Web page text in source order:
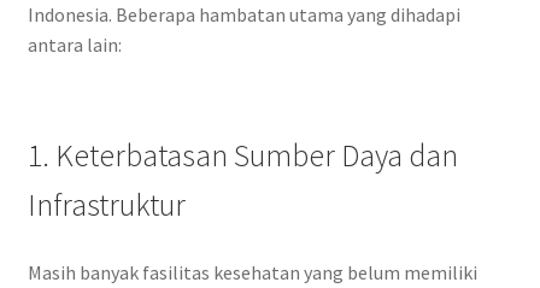
Indonesia. Beberapa hambatan utama yang dihadapi
antara lain:
1. Keterbatasan Sumber Daya dan
Infrastruktur
Masih banyak fasilitas kesehatan yang belum memiliki